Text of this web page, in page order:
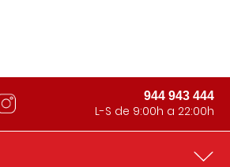
944 943 444
L-S de 9:00h a 22:00h